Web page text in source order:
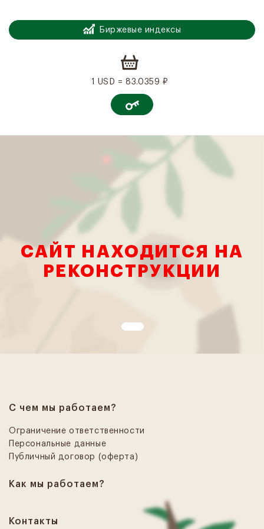
Биржевые индексы
1 USD = 83.0359 ₽
САЙТ НАХОДИТСЯ НА
РЕКОНСТРУКЦИИ
С чем мы работаем?
Ограничение ответственности
Персональные данные
Публичный договор (оферта)
Как мы работаем?
Контакты